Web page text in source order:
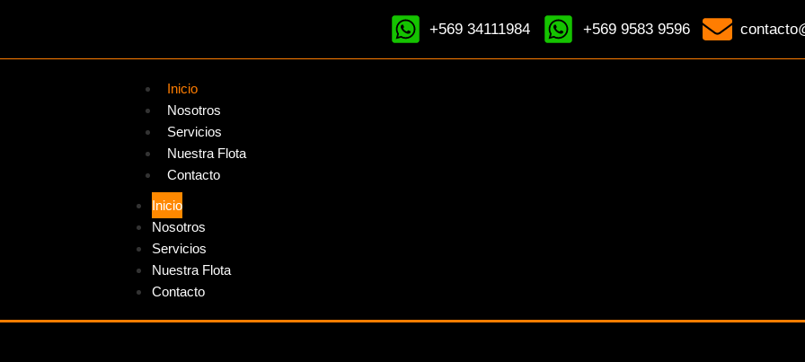
+569 34111984 +569 9583 9596
Inicio
Nosotros
Servicios
Nuestra Flota
Contacto
Inicio
Nosotros
Servicios
Nuestra Flota
Contacto